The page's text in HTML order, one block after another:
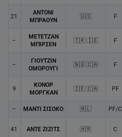
21
ΑΝΤΟΝΙ
ΜΠΡΑΟΥΝ
🇺🇸 F
–
ΜΕΤΕΤΖΑΝ
ΜΠΙΡΣΕΝ
🇹🇷 🇮🇪 F
–
ΓΙΟΥΤΖΙΝ
ΟΜΟΡΟΥΓΙ
🇳🇬 🇨🇦 F
9
ΚΟΝΟΡ
ΜΟΡΓΚΑΝ
🇮🇪 🇨🇦 PF
– ΜΑΝΤΙ ΣΙΣΟΚΟ 🇲🇱 PF/C
41 ΑΝΤΕ ΖΙΖΙΤΣ 🇭🇷 C